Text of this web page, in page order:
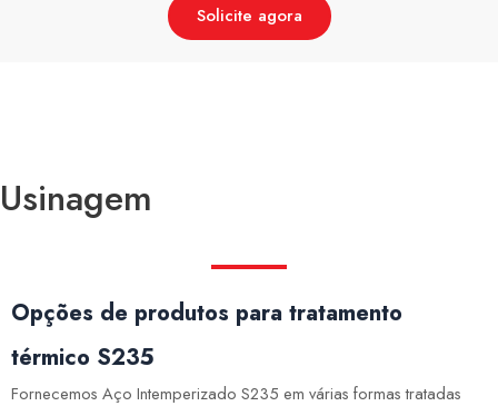
Solicite agora
Usinagem
Opções de produtos para tratamento
térmico S235
Fornecemos Aço Intemperizado S235 em várias formas tratadas